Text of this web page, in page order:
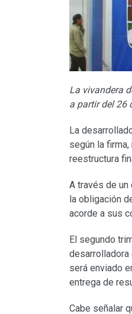
La vivandera
a partir del 26
La
según la
reestructura
A través de un
la obligación
acorde a sus
El segundo
desarrolladora
será enviado
entrega de
Cabe señalar